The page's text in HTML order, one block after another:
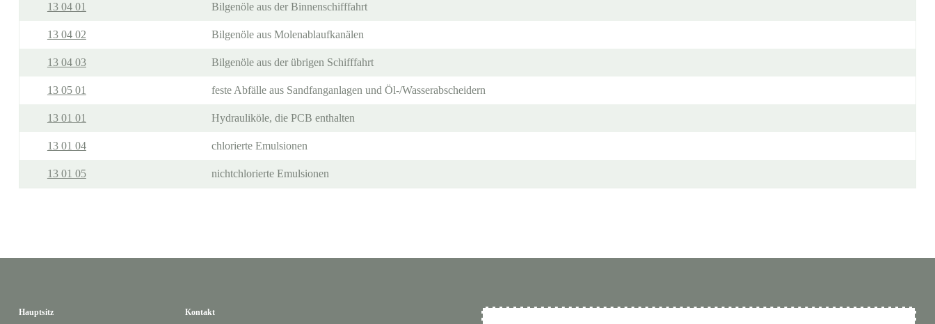
13 04 01 Bilgenöle aus der Binnenschifffahrt
13 04 02 Bilgenöle aus Molenablaufkanälen
13 04 03 Bilgenöle aus der übrigen Schifffahrt
13 05 01 feste Abfälle aus Sandfanganlagen und Öl-/Wasserabscheidern
13 01 01 Hydrauliköle, die PCB enthalten
13 01 04 chlorierte Emulsionen
13 01 05 nichtchlorierte Emulsionen
Hauptsitz Kontakt